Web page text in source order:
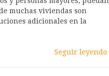
muchas viviendas son
adicionales en la
Seguir leyendo